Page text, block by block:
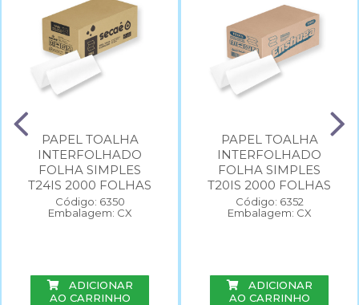
PAPEL TOALHA
INTERFOLHADO
FOLHA SIMPLES
T24IS 2000 FOLHAS
Código: 6350
Embalagem: CX
ADICIONAR
AO CARRINHO
PAPEL TOALHA
INTERFOLHADO
FOLHA SIMPLES
T20IS 2000 FOLHAS
Código: 6352
Embalagem: CX
ADICIONAR
AO CARRINHO